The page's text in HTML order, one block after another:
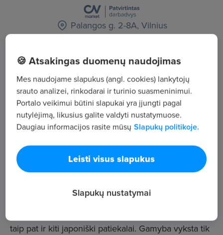
Palangos g. 2-8A, Vilnius
Žiūrėti visus skelbimus
Įmonės aprašymas
63
Darbuotojų sk.
2 287
Peržiūros
~2 009 €
Vid. atlyginimas
Japoniško maisto restoranas. Čia ruošiami
ĮPRASTINIAI su jūros gėrybėmis, VEGETARIŠKI ar
taip pat ir kiti japoniški patiekalai. Gamyba vyksta tik
🍪 Atsakingas duomenų naudojimas
Mes naudojame slapukus (angl. cookies) lankytojų
srauto analizei, rinkodarai ir turinio suasmeninimui.
Portalo veikimui būtini slapukai yra įjungti pagal
nutylėjimą, likusius galite valdyti nustatymuose.
Daugiau informacijos rasite mūsų Slapukų politikoje.
Leisti visus slapukus
Slapukų nustatymai